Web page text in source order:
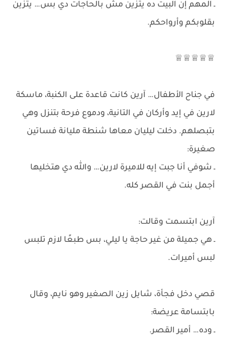
ـ المهم إن البيت ده يتزين مش بالحاجات دي بس… يتزين
بقلوبكم وأرواحكم.
♕♕♕♕♕
في جناح الأطفال… آرين كانت قاعدة على الكنبة، ماسكة
لارين في إيد وأركان في التانية، ودموع فرحة بتنزل وهي
بتبصلهم. دخلت ليليان معاها شنطة مليانة فساتين
صغيرة:
ـ شوفي أنا جبت إيه للاميرة لارين… والله دي هتخليها
أجمل بنت في القصر كله.
آرين ابتسمت وقالت:
ـ هي جميلة من غير حاجة يا ليلي، بس طبعًا لازم تلبس
لبس أميرات.
قصي دخل فجأة، شايل زين الصغير وهو نايم، وقال
بابتسامة عريضة:
ـ وده… أمير القصر.